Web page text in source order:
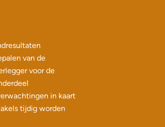
van de
voor de
in kaart
tijdig worden